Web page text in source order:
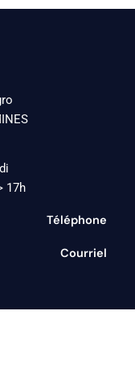
17h
Téléphone
Courriel